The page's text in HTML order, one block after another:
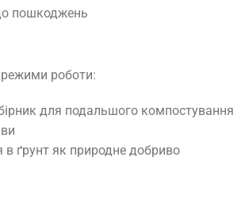
пошкоджень
режими роботи:
для подальшого компостування
в ґрунт як природне добриво